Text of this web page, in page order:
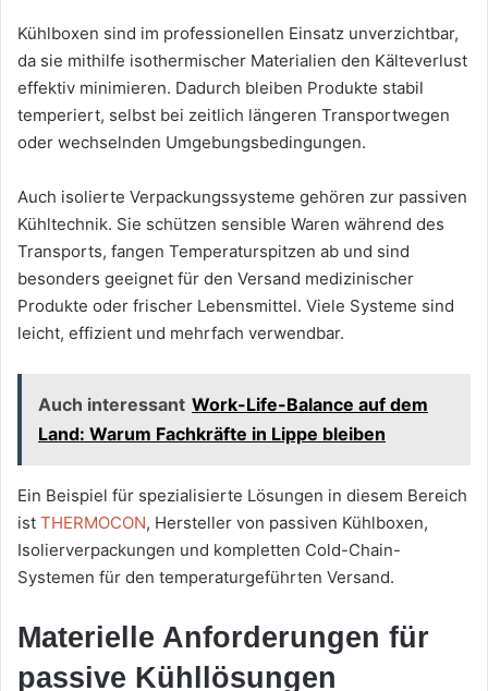
Kühlboxen sind im professionellen Einsatz unverzichtbar,
da sie mithilfe isothermischer Materialien den Kälteverlust
effektiv minimieren. Dadurch bleiben Produkte stabil
temperiert, selbst bei zeitlich längeren Transportwegen
oder wechselnden Umgebungsbedingungen.
Auch isolierte Verpackungssysteme gehören zur passiven
Kühltechnik. Sie schützen sensible Waren während des
Transports, fangen Temperaturspitzen ab und sind
besonders geeignet für den Versand medizinischer
Produkte oder frischer Lebensmittel. Viele Systeme sind
leicht, effizient und mehrfach verwendbar.
Auch interessant Work-Life-Balance auf dem
Land: Warum Fachkräfte in Lippe bleiben
Ein Beispiel für spezialisierte Lösungen in diesem Bereich
ist THERMOCON, Hersteller von passiven Kühlboxen,
Isolierverpackungen und kompletten Cold-Chain-
Systemen für den temperaturgeführten Versand.
Materielle Anforderungen für
passive Kühllösungen